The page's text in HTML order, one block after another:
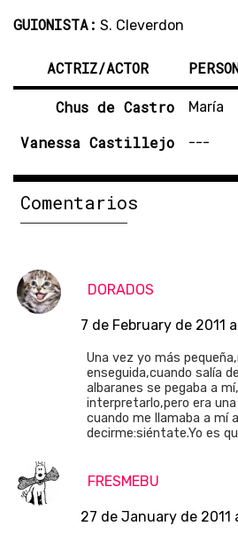
GUIONISTA: S. Cleverdon
ACTRIZ/ACTOR
Chus de Castro María
Vanessa Castillejo ---
Comentarios
DORADOS
7 de February de 2011
Una vez yo más
enseguida,cuando salía
albaranes se pegaba a
interpretarlo,pero era
cuando me llamaba a mí
decirme:siéntate.Yo es
FRESMEBU
27 de January de 2011